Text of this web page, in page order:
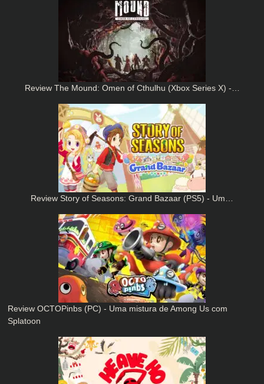
Review The Mound: Omen of Cthulhu (Xbox Series X) -…
Review Story of Seasons: Grand Bazaar (PS5) - Um…
Review OCTOPinbs (PC) - Uma mistura de Among Us com
Splatoon